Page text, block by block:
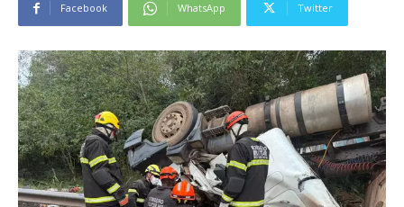
Facebook WhatsApp Twitter